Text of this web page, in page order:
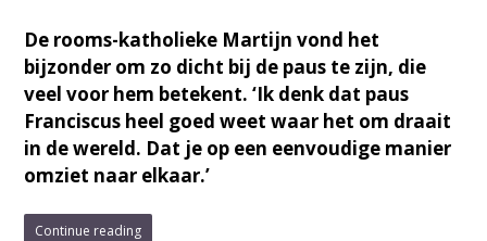
De rooms-katholieke Martijn vond het
bijzonder om zo dicht bij de paus te zijn, die
veel voor hem betekent. ‘Ik denk dat paus
Franciscus heel goed weet waar het om draait
in de wereld. Dat je op een eenvoudige manier
omziet naar elkaar.’
Continue reading